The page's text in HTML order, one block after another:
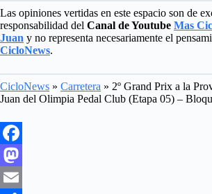
Las opiniones vertidas en este espacio son de
responsabilidad del Canal de Youtube Mas
Juan y no representa necesariamente el
CicloNews.
CicloNews » Carretera » 2º Grand Prix a la
Juan del Olimpia Pedal Club (Etapa 05) –
F
aM